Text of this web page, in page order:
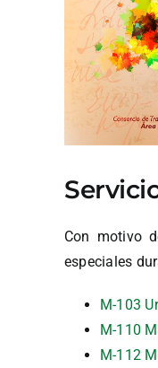
Con motivo
especiales
M-103
M-110
M-112